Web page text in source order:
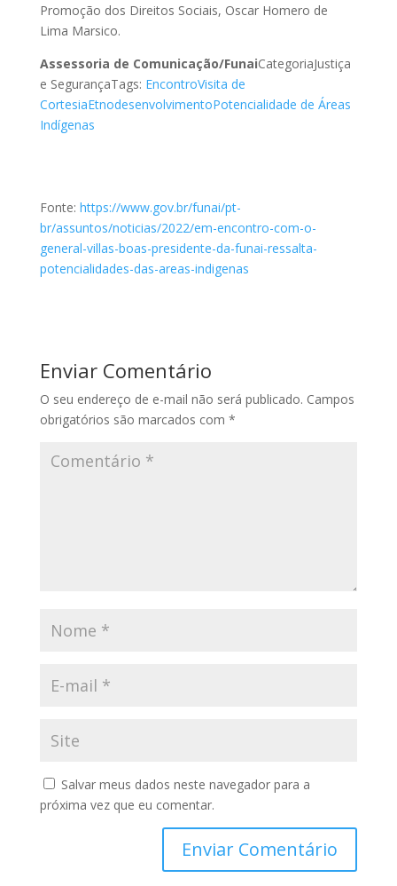
Promoção dos Direitos Sociais, Oscar Homero de
Lima Marsico.
Assessoria de Comunicação/FunaiCategoriaJustiça
e SegurançaTags: EncontroVisita de
CortesiaEtnodesenvolvimentoPotencialidade de Áreas
Indígenas
Fonte: https://www.gov.br/funai/pt-
br/assuntos/noticias/2022/em-encontro-com-o-
general-villas-boas-presidente-da-funai-ressalta-
potencialidades-das-areas-indigenas
Enviar Comentário
O seu endereço de e-mail não será publicado. Campos
obrigatórios são marcados com *
Salvar meus dados neste navegador para a
próxima vez que eu comentar.